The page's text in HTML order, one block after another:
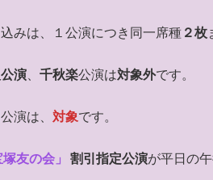
みは、１公演につき同一席種 ２枚
演、 千秋楽公演は対象外です。
公演は、 対象です。
塚友の会」 割引指定公演が平日の